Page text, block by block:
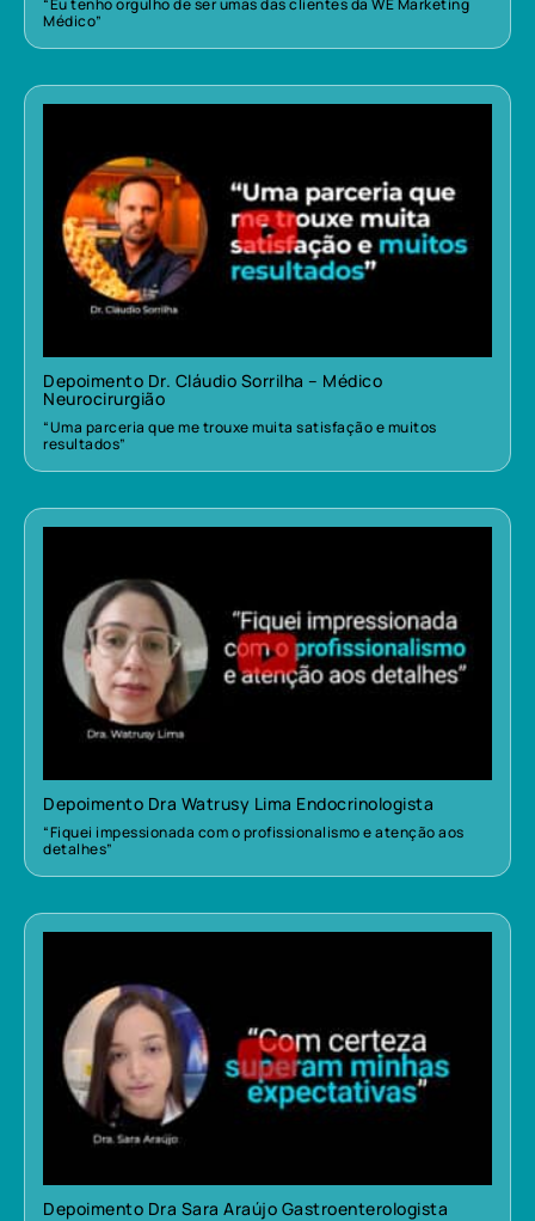
“Eu tenho orgulho de ser umas das clientes da WE Marketing
Médico”
Depoimento Dr. Cláudio Sorrilha – Médico
Neurocirurgião
“Uma parceria que me trouxe muita satisfação e muitos
resultados”
Depoimento Dra Watrusy Lima Endocrinologista
“Fiquei impessionada com o profissionalismo e atenção aos
detalhes”
Depoimento Dra Sara Araújo Gastroenterologista